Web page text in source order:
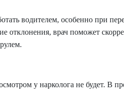
водителем, особенно при
врач поможет
у нарколога не будет. В